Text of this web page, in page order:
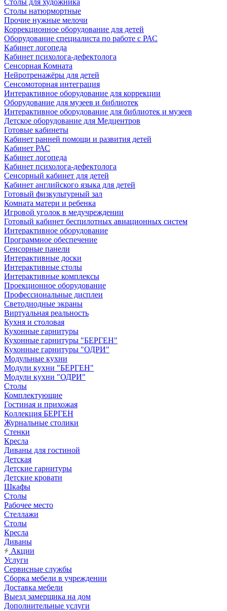
Столы для художника
Столы натюрмортные
Прочие нужные мелочи
Коррекционное оборудование для детей
Оборудование специалиста по работе с РАС
Кабинет логопеда
Кабинет психолога-дефектолога
Сенсорная Комната
Нейротренажёры для детей
Сенсомоторная интеграция
Интерактивное оборудование для коррекции
Оборудование для музеев и библиотек
Интерактивное оборудование для библиотек и музеев
Детское оборудование для Медцентров
Готовые кабинеты
Кабинет ранней помощи и развития детей
Кабинет РАС
Кабинет логопеда
Кабинет психолога-дефектолога
Сенсорный кабинет для детей
Кабинет английского языка для детей
Готовый физкультурный зал
Комната матери и ребенка
Игровой уголок в медучреждении
Готовый кабинет беспилотных авиационных систем
Интерактивное оборудование
Программное обеспечение
Сенсорные панели
Интерактивные доски
Интерактивные столы
Интерактивные комплексы
Проекционное оборудование
Профессиональные дисплеи
Светодиодные экраны
Виртуальная реальность
Кухня и столовая
Кухонные гарнитуры
Кухонные гарнитуры "БЕРГЕН"
Кухонные гарнитуры "ОДРИ"
Модульные кухни
Модули кухни "БЕРГЕН"
Модули кухни "ОДРИ"
Столы
Комплектующие
Гостиная и прихожая
Коллекция БЕРГЕН
Журнальные столики
Стенки
Кресла
Диваны для гостиной
Детская
Детские гарнитуры
Детские кровати
Шкафы
Столы
Рабочее место
Стеллажи
Столы
Кресла
Диваны
Акции
Услуги
Сервисные службы
Сборка мебели в учреждении
Доставка мебели
Выезд замерщика на дом
Дополнительные услуги